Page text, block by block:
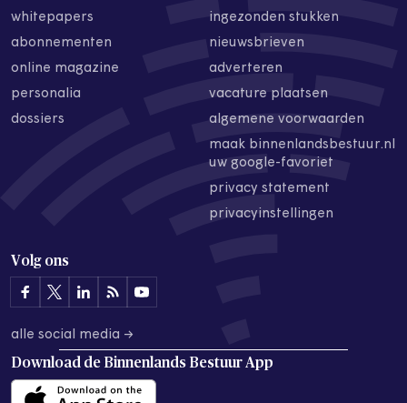
whitepapers
abonnementen
online magazine
personalia
dossiers
ingezonden stukken
nieuwsbrieven
adverteren
vacature plaatsen
algemene voorwaarden
maak binnenlandsbestuur.nl
uw google-favoriet
privacy statement
privacyinstellingen
Volg ons
alle social media →
Download de Binnenlands Bestuur App